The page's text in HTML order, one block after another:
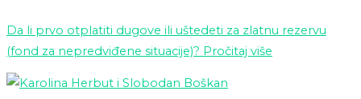
Da li prvo otplatiti dugove ili uštedeti za zlatnu rezervu
(fond za nepredviđene situacije)? Pročitaj više